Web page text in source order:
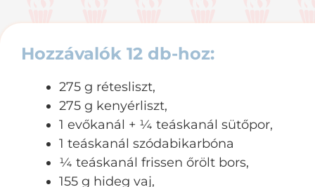
Hozzávalók 12 db-hoz:
275 g rétesliszt,
275 g kenyérliszt,
1 evőkanál + ¼ teáskanál sütőpor,
1 teáskanál szódabikarbóna
¼ teáskanál frissen őrölt bors,
155 g hideg vaj,